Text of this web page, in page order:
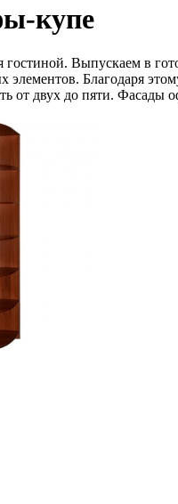
купе
Выпускаем в
элементов. Благодаря
от двух до пяти. Фасады